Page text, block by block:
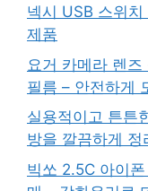
넥시 USB 스위
제품
요거 카메라 렌
필름 – 안전하게
실용적이고 튼튼
방을 깔끔하게 정
빅쏘 2.5C 아이